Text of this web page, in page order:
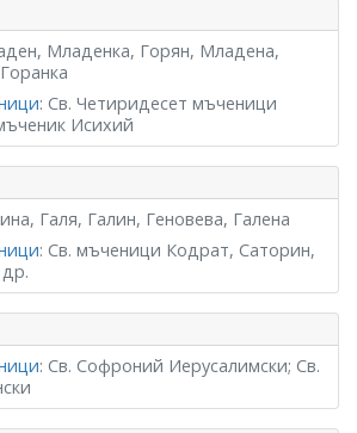
Младенка, Горян, Младена,
: Св. Четиридесет мъченици
Исихий
Галя, Галин, Геновева, Галена
: Св. мъченици Кодрат, Саторин,
: Св. Софроний Иерусалимски; Св.